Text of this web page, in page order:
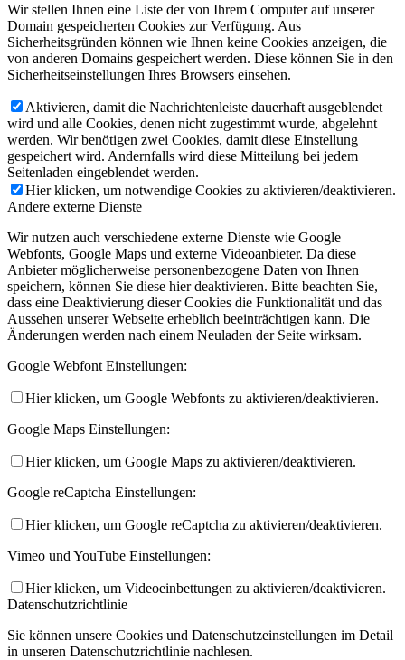
Wir stellen Ihnen eine Liste der von Ihrem Computer auf unserer
Domain gespeicherten Cookies zur Verfügung. Aus
Sicherheitsgründen können wie Ihnen keine Cookies anzeigen, die
von anderen Domains gespeichert werden. Diese können Sie in den
Sicherheitseinstellungen Ihres Browsers einsehen.
Aktivieren, damit die Nachrichtenleiste dauerhaft ausgeblendet
wird und alle Cookies, denen nicht zugestimmt wurde, abgelehnt
werden. Wir benötigen zwei Cookies, damit diese Einstellung
gespeichert wird. Andernfalls wird diese Mitteilung bei jedem
Seitenladen eingeblendet werden.
Hier klicken, um notwendige Cookies zu aktivieren/deaktivieren.
Andere externe Dienste
Wir nutzen auch verschiedene externe Dienste wie Google
Webfonts, Google Maps und externe Videoanbieter. Da diese
Anbieter möglicherweise personenbezogene Daten von Ihnen
speichern, können Sie diese hier deaktivieren. Bitte beachten Sie,
dass eine Deaktivierung dieser Cookies die Funktionalität und das
Aussehen unserer Webseite erheblich beeinträchtigen kann. Die
Änderungen werden nach einem Neuladen der Seite wirksam.
Google Webfont Einstellungen:
Hier klicken, um Google Webfonts zu aktivieren/deaktivieren.
Google Maps Einstellungen:
Hier klicken, um Google Maps zu aktivieren/deaktivieren.
Google reCaptcha Einstellungen:
Hier klicken, um Google reCaptcha zu aktivieren/deaktivieren.
Vimeo und YouTube Einstellungen:
Hier klicken, um Videoeinbettungen zu aktivieren/deaktivieren.
Datenschutzrichtlinie
Sie können unsere Cookies und Datenschutzeinstellungen im Detail
in unseren Datenschutzrichtlinie nachlesen.